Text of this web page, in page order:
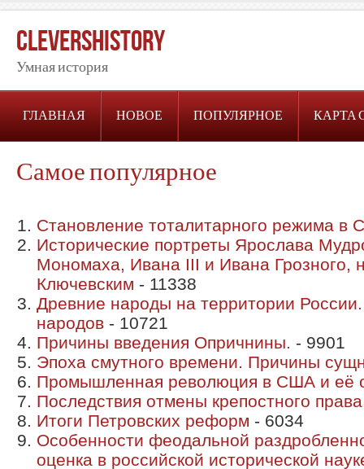
CleversHistory
Умная история
ГЛАВНАЯ НОВОЕ ПОПУЛЯРНОЕ КАРТА
Самое популярное
Становление тоталитарного режима в
Исторические портреты Ярослава
Мономаха, Ивана III и Ивана Грозного,
Ключевским - 11338
Древние народы на территории
народов - 10721
Причины введения Опричнины. - 9901
Эпоха смутного времени. Причины
Промышленная революция в США и её
Последствия отмены крепостного права
Итоги Петровских реформ - 6034
Особенности феодальной
оценка в российской исторической